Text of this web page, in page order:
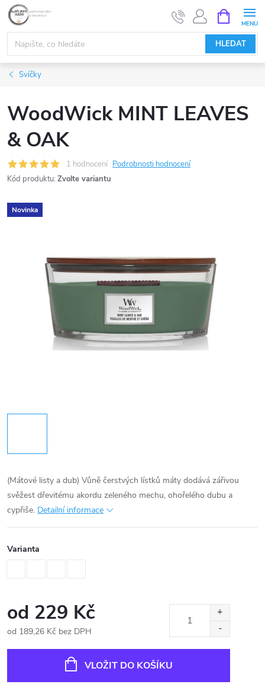
Přejít
obsah
HLEDAT
NÁKUPNÍ
KOŠÍK
Svíčky
WoodWick MINT LEAVES
& OAK
1 hodnocení Podrobnosti hodnocení
Kód produktu: Zvolte variantu
Novinka
(Mátové listy a dub) Vůně čerstvých lístků máty dodává zářivou
svěžest dřevitému akordu zeleného mechu, ohořelého dubu a
cypřiše. Detailní informace
Varianta
od 229 Kč
od 189,26 Kč bez DPH
VLOŽIT DO KOŠÍKU